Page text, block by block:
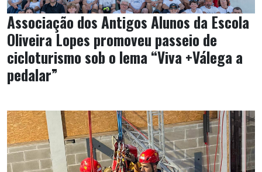
Associação dos Antigos Alunos da Escola
Oliveira Lopes promoveu passeio de
cicloturismo sob o lema “Viva +Válega a
pedalar”